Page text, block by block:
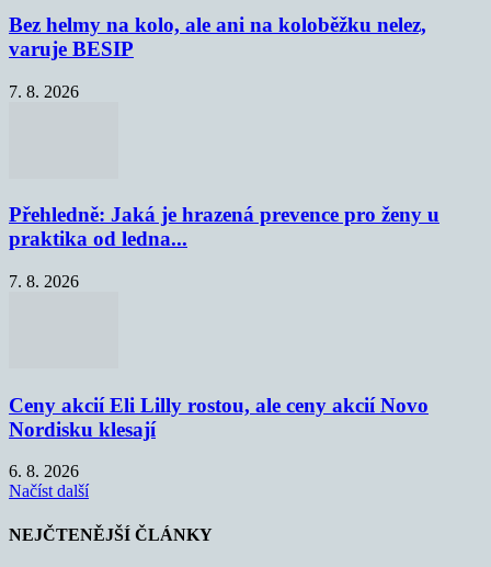
Bez helmy na kolo, ale ani na koloběžku nelez,
varuje BESIP
7. 8. 2026
Přehledně: Jaká je hrazená prevence pro ženy u
praktika od ledna...
7. 8. 2026
Ceny akcií Eli Lilly rostou, ale ceny akcií Novo
Nordisku klesají
6. 8. 2026
Načíst další
NEJČTENĚJŠÍ ČLÁNKY